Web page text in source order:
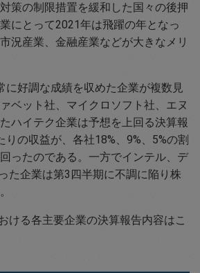
策の制限措置を緩和した国々の後押
にとって2021年は飛躍の年となっ
況産業、金融産業などが大きなメリ
に好調な成績を収めた企業が複数見
ベット社、マイクロソフト社、エヌ
ハイテク企業は予想を上回る決算報
の収益が、各社18%、9%、5%の割
ったのである。一方でインテル、デ
た企業は第3四半期に不調に陥り株
ける各主要企業の決算報告内容はこ